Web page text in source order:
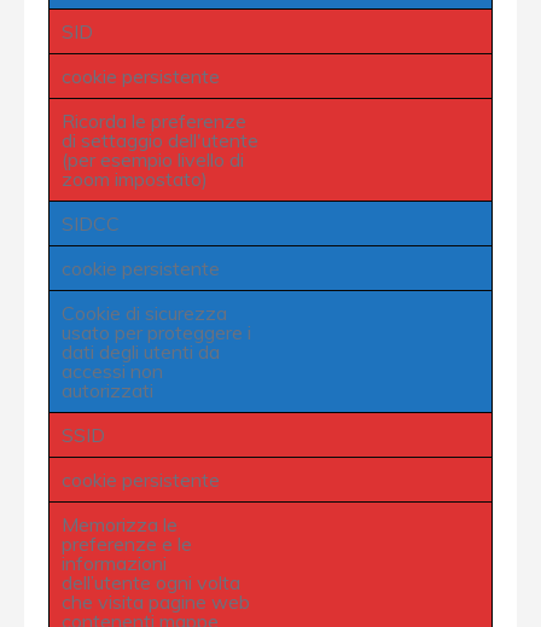
SID
cookie persistente
Ricorda le preferenze
di settaggio dell'utente
(per esempio livello di
zoom impostato)
SIDCC
cookie persistente
Cookie di sicurezza
usato per proteggere i
dati degli utenti da
accessi non
autorizzati
SSID
cookie persistente
Memorizza le
preferenze e le
informazioni
dell’utente ogni volta
che visita pagine web
contenenti mappe